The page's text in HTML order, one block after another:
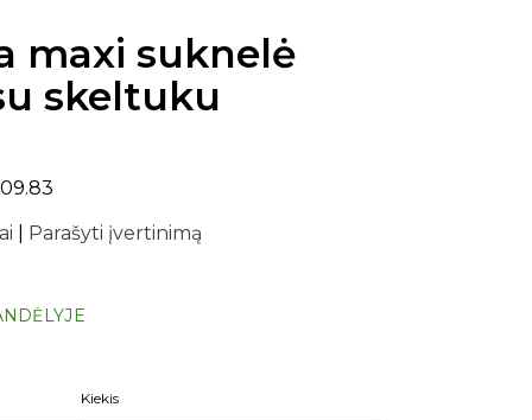
maxi suknelė
skeltuku
Parašyti įvertinimą
Kiekis